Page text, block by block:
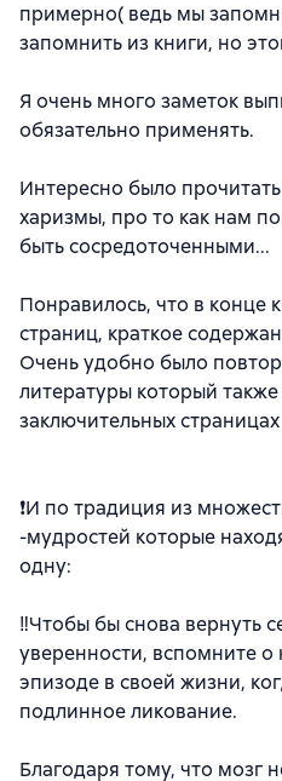
примерно( ведь мы
запомнить из книги, но
Я очень много заметок
обязательно применять.
Интересно было
харизмы, про то как нам
быть сосредоточенными...
Понравилось, что в конце
страниц, краткое
Очень удобно было
литературы который
заключительных страницах
❗️И по традиция из
-мудростей которые
одну:
‼️Чтобы бы снова вернуть
уверенности, вспомните
эпизоде в своей жизни,
подлинное ликование.
Благодаря тому, что мозг